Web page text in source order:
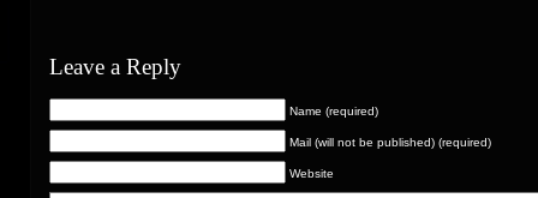
Leave a Reply
Name (required)
Mail (will not be published) (required)
Website